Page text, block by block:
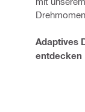
Adaptives
entdecken